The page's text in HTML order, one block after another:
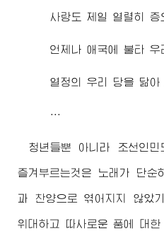
사랑도 제일 열렬히 증
언제나 애국에 불타 우
열정의 우리 당을 닮아
…
청년들뿐 아니라 조선인
즐겨부르는것은 노래가 단
과 찬양으로 엮어지지 않았
위대하고 따사로운 품에 대